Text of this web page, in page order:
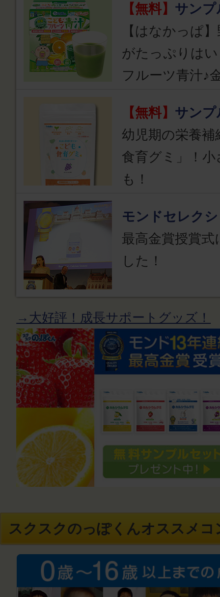
【無料】 サンプ
【はなかっぱ
がたっぷりは
フルーツ青汁♪
【無料】 サンプ
幼児期の栄養
食育グミ」！
も！
モンドセレク
最高金賞授賞
した！
→大好評！成長サポートグッズ！
スクスクのっぽくんオススメコ